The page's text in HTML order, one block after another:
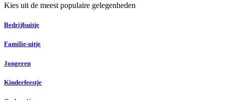
Kies uit de meest populaire gelegenheden
Bedrijfsuitje
Familie-uitje
Jongeren
Kinderfeestje